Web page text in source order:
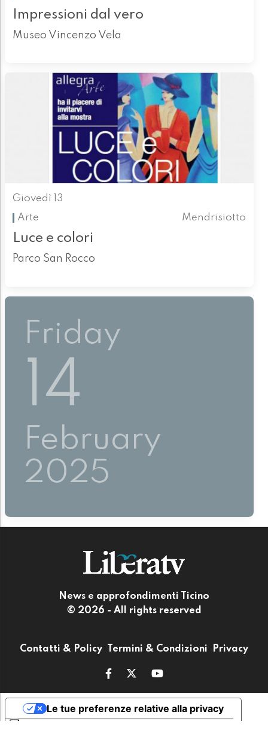
Impressioni dal vero
Museo Vincenzo Vela
Giovedì 13
Arte
Mendrisiotto
Luce e colori
Parco San Rocco
Friday
14
February
2025
News e approfondimenti Ticino
© 2026 - All rights reserved
Contatti & Policy Termini & Condizioni Privacy
Le tue preferenze relative alla privacy